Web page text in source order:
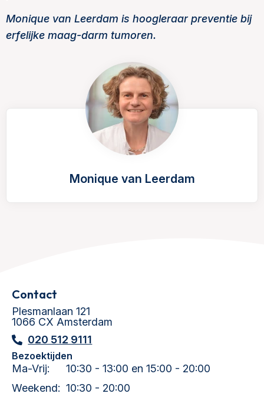
Monique van Leerdam is hoogleraar preventie bij
erfelijke maag-darm tumoren.
Monique van Leerdam
Contact
Plesmanlaan 121
1066 CX Amsterdam
020 512 9111
Bezoektijden
Ma-Vrij:
10:30 - 13:00 en 15:00 - 20:00
Weekend: 10:30 - 20:00